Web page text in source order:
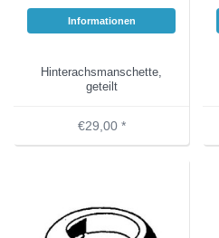
Informationen
Hinterachsmanschette,
geteilt
€29,00 *